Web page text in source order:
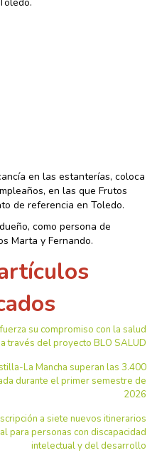
en las estanterías, coloca
en las que Frutos
de referencia en Toledo.
como persona de
Marta y Fernando.
su compromiso con la salud
través del proyecto BLO SALUD
La Mancha superan las 3.400
durante el primer semestre de
2026
a siete nuevos itinerarios
para personas con discapacidad
intelectual y del desarrollo